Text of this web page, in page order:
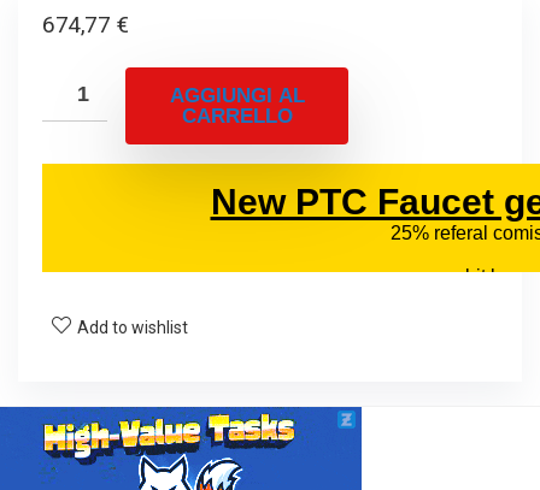
674,77 €
AGGIUNGI AL
CARRELLO
Add to wishlist